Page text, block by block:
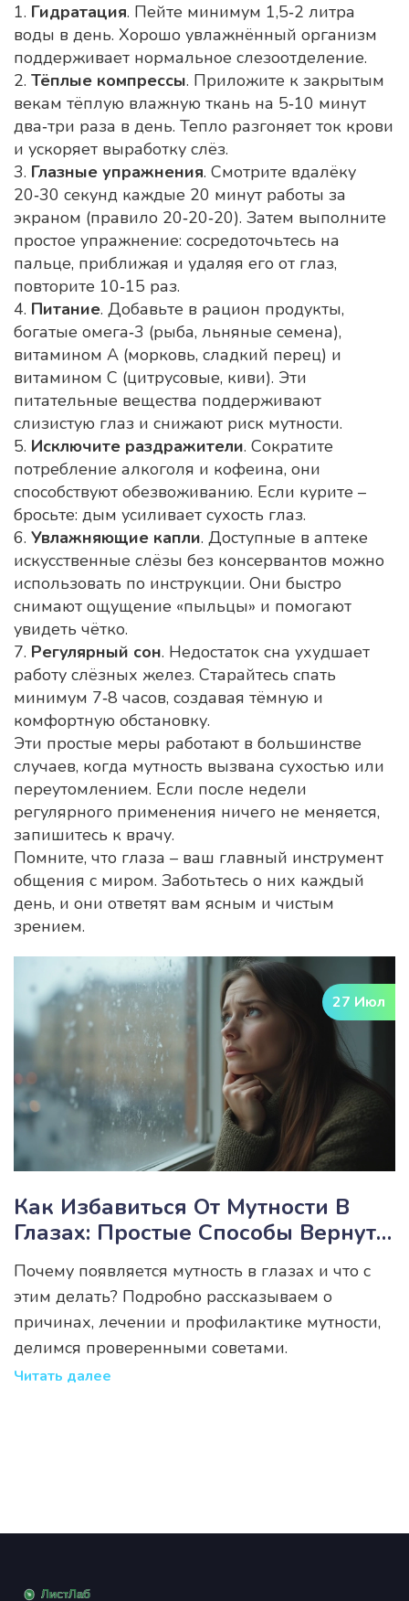
1. Гидратация. Пейте минимум 1,5‑2 литра
воды в день. Хорошо увлажнённый организм
поддерживает нормальное слезоотделение.
2. Тёплые компрессы. Приложите к закрытым
векам тёплую влажную ткань на 5‑10 минут
два‑три раза в день. Тепло разгоняет ток крови
и ускоряет выработку слёз.
3. Глазные упражнения. Смотрите вдалёку
20‑30 секунд каждые 20 минут работы за
экраном (правило 20‑20‑20). Затем выполните
простое упражнение: сосредоточьтесь на
пальце, приближая и удаляя его от глаз,
повторите 10‑15 раз.
4. Питание. Добавьте в рацион продукты,
богатые омега‑3 (рыба, льняные семена),
витамином А (морковь, сладкий перец) и
витамином С (цитрусовые, киви). Эти
питательные вещества поддерживают
слизистую глаз и снижают риск мутности.
5. Исключите раздражители. Сократите
потребление алкоголя и кофеина, они
способствуют обезвоживанию. Если курите –
бросьте: дым усиливает сухость глаз.
6. Увлажняющие капли. Доступные в аптеке
искусственные слёзы без консервантов можно
использовать по инструкции. Они быстро
снимают ощущение «пыльцы» и помогают
увидеть чётко.
7. Регулярный сон. Недостаток сна ухудшает
работу слёзных желез. Старайтесь спать
минимум 7‑8 часов, создавая тёмную и
комфортную обстановку.
Эти простые меры работают в большинстве
случаев, когда мутность вызвана сухостью или
переутомлением. Если после недели
регулярного применения ничего не меняется,
запишитесь к врачу.
Помните, что глаза – ваш главный инструмент
общения с миром. Заботьтесь о них каждый
день, и они ответят вам ясным и чистым
зрением.
27 Июл
Как Избавиться От Мутности В
Глазах: Простые Способы Вернуть
Ясное Зрение
Почему появляется мутность в глазах и что с
этим делать? Подробно рассказываем о
причинах, лечении и профилактике мутности,
делимся проверенными советами.
Читать далее